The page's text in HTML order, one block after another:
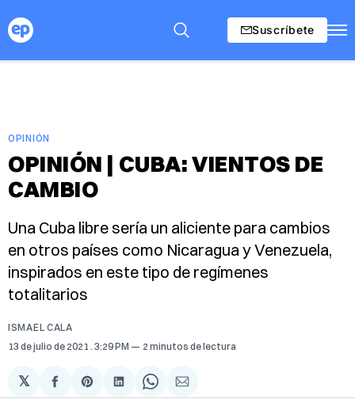
Suscríbete
OPINIÓN
OPINIÓN | CUBA: VIENTOS DE
CAMBIO
Una Cuba libre sería un aliciente para cambios
en otros países como Nicaragua y Venezuela,
inspirados en este tipo de regímenes
totalitarios
ISMAEL CALA
13 de julio de 2021 . 3:29 PM 2 minutos de lectura
𝕏
Compartir
en
Share
on
Compartir
en
Share
on
Compartir
via